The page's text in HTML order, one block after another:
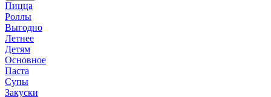
Пицца
Роллы
Выгодно
Летнее
Детям
Основное
Паста
Супы
Закуски